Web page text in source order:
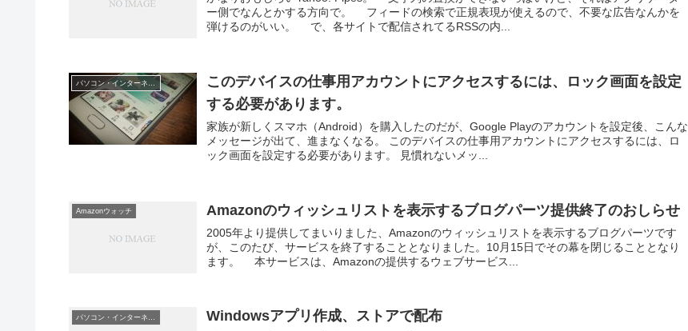
ー側でなんとかする方向で。 フィードの検索で正規表現が使えるので、不要な広告なんかを
弾けるのがいい。 で、各サイトで配信されてるRSSの内...
このデバイスの仕事用アカウントにアクセスするには、ロック画面を設定
する必要があります。
家族が新しくスマホ（Android）を購入したのだが、Google Playのアカウントを設定後、こんな
メッセージが出て、進まなくなる。 このデバイスの仕事用アカウントにアクセスするには、ロ
ック画面を設定する必要があります。 見慣れないメッ...
Amazonウォッチ Amazonのウィッシュリストを表示するブログパーツ提供終了のおしらせ
2005年より提供してまいりました、Amazonのウィッシュリストを表示するブログパーツです
が、このたび、サービスを終了することとなりました。10月15日でその幕を閉じることとなり
ます。 本サービスは、Amazonの提供するウェブサービス...
Windowsアプリ作成、ストアで配布